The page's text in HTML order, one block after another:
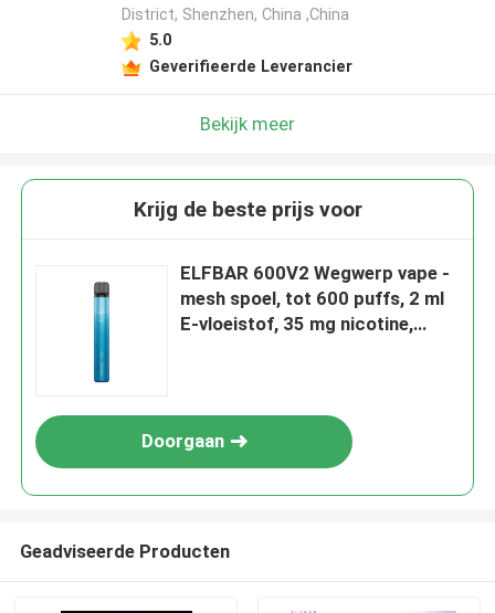
District, Shenzhen, China ,China
5.0
Geverifieerde Leverancier
Bekijk meer
Krijg de beste prijs voor
ELFBAR 600V2 Wegwerp vape -
mesh spoel, tot 600 puffs, 2 ml
E-vloeistof, 35 mg nicotine,
Doorgaan
Geadviseerde Producten